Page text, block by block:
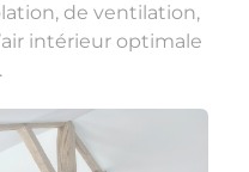
de ventilation,
intérieur optimale